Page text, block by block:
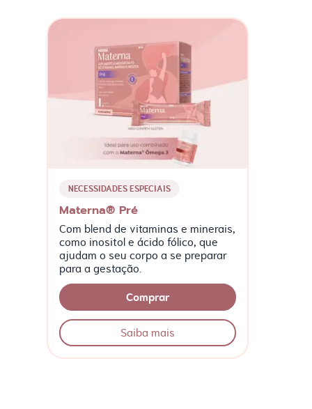
NECESSIDADES ESPECIAIS
Materna® Pré
Com blend de vitaminas e minerais,
como inositol e ácido fólico, que
ajudam o seu corpo a se preparar
para a gestação.
Comprar
Saiba mais